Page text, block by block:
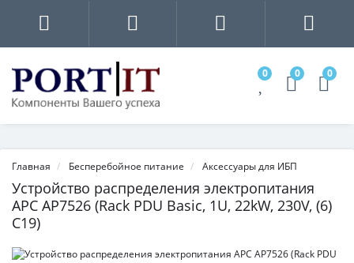
0 0 0
Главная Бесперебойное питание Аксессуары для ИБП
Устройство распределения электропитания
APC AP7526 (Rack PDU Basic, 1U, 22kW, 230V, (6)
C19)